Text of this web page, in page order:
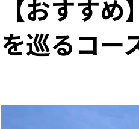
【おすす
を巡るコー